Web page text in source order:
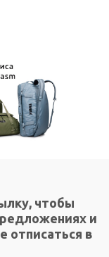
чтобы
и
отписаться в